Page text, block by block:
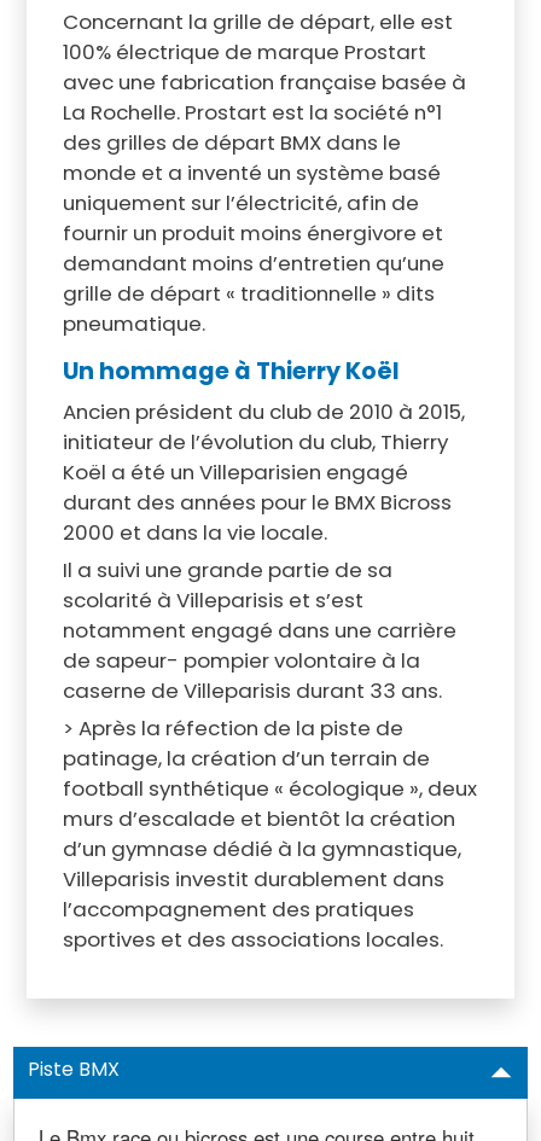
Concernant la grille de départ, elle est
100% électrique de marque Prostart
avec une fabrication française basée à
La Rochelle. Prostart est la société n°1
des grilles de départ BMX dans le
monde et a inventé un système basé
uniquement sur l’électricité, afin de
fournir un produit moins énergivore et
demandant moins d’entretien qu’une
grille de départ « traditionnelle » dits
pneumatique.
Un hommage à Thierry Koël
Ancien président du club de 2010 à 2015,
initiateur de l’évolution du club, Thierry
Koël a été un Villeparisien engagé
durant des années pour le BMX Bicross
2000 et dans la vie locale.
Il a suivi une grande partie de sa
scolarité à Villeparisis et s’est
notamment engagé dans une carrière
de sapeur- pompier volontaire à la
caserne de Villeparisis durant 33 ans.
> Après la réfection de la piste de
patinage, la création d’un terrain de
football synthétique « écologique », deux
murs d’escalade et bientôt la création
d’un gymnase dédié à la gymnastique,
Villeparisis investit durablement dans
l’accompagnement des pratiques
sportives et des associations locales.
Piste BMX